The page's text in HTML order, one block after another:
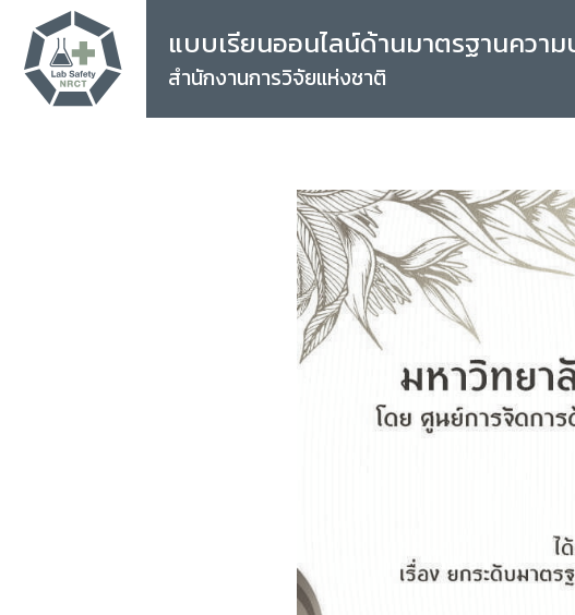
แบบเรียนออนไลน์ด้านมาตรฐานคว
สำนักงานการวิจัยแห่งชาติ